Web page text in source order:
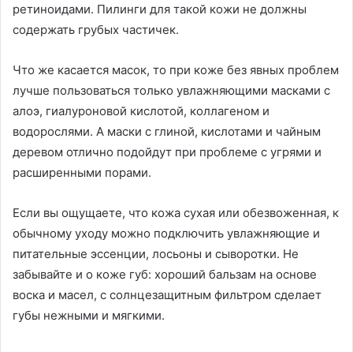
ретиноидами. Пилинги для такой кожи не должны
содержать грубых частичек.
Что же касается масок, то при коже без явных проблем
лучше пользоваться только увлажняющими масками с
алоэ, гиалуроновой кислотой, коллагеном и
водорослями. А маски с глиной, кислотами и чайным
деревом отлично подойдут при проблеме с угрями и
расширенными порами.
Если вы ощущаете, что кожа сухая или обезвоженная, к
обычному уходу можно подключить увлажняющие и
питательные эссенции, лосьоны и сыворотки. Не
забывайте и о коже губ: хороший бальзам на основе
воска и масел, с солнцезащитным фильтром сделает
губы нежными и мягкими.